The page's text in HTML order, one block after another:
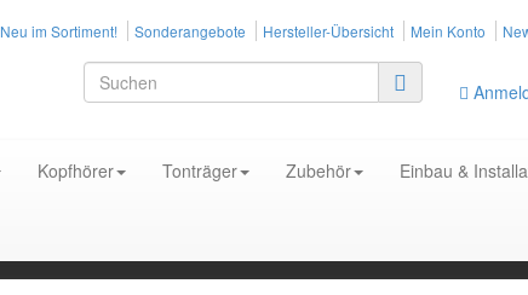
Neu im Sortiment! Sonderangebote Hersteller-Übersicht Mein Konto
Kopfhörer Tonträger Zubehör Einbau &